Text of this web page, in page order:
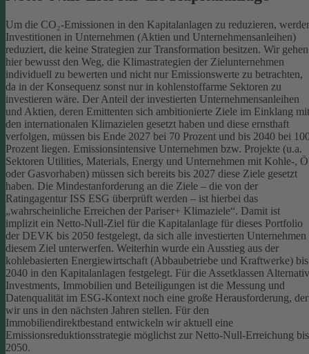
Um die CO₂-Emissionen in den Kapitalanlagen zu reduzieren,
Investitionen in Unternehmen (Aktien und Unternehmensanleihen)
reduziert, die keine Strategien zur Transformation besitzen. Wir gehen
hier bewusst den Weg, die Klimastrategien der Zielunternehmen
individuell zu bewerten und nicht nur Emissionswerte zu betrachten,
da in der Konsequenz sonst nur in kohlenstoffarme Sektoren zu
investieren wäre. Der Anteil der investierten Unternehmensanleihen
und Aktien, deren Emittenten sich ambitionierte Ziele im Einklang mit
den internationalen Klimazielen gesetzt haben und diese ernsthaft
verfolgen, müssen bis Ende 2027 bei 70 Prozent und bis 2040 bei
Prozent liegen. Emissionsintensive Unternehmen bzw. Projekte (u.a.
Sektoren Utilities, Materials, Energy und Unternehmen mit Kohle-,
oder Gasvorhaben) müssen sich bereits bis 2027 diese Ziele gesetzt
haben. Die Mindestanforderung an die Ziele – die von der
Ratingagentur ISS ESG überprüft werden – ist hierbei das
„wahrscheinliche Erreichen der Pariser+ Klimaziele“. Damit ist
implizit ein Netto-Null-Ziel für die Kapitalanlage für dieses Portfolio
der DEVK bis 2050 festgelegt, da sich alle investierten Unternehmen
diesem Ziel unterwerfen. Weiterhin wurde ein Ausstieg aus der
kohlebasierten Energiewirtschaft (Abbaubetriebe und Kraftwerke) bis
2040 in den Kapitalanlagen festgelegt. Für die Assetklassen
Investments, Immobilien und Beteiligungen ist die Messung und
Datenqualität im ESG-Kontext noch eine große Herausforderung, der
wir uns in den nächsten Jahren stellen. Für den
Immobiliendirektbestand entwickeln wir aktuell eine
Emissionsreduktionsstrategie möglichst zur Netto-Null-Erreichung bis
2050.